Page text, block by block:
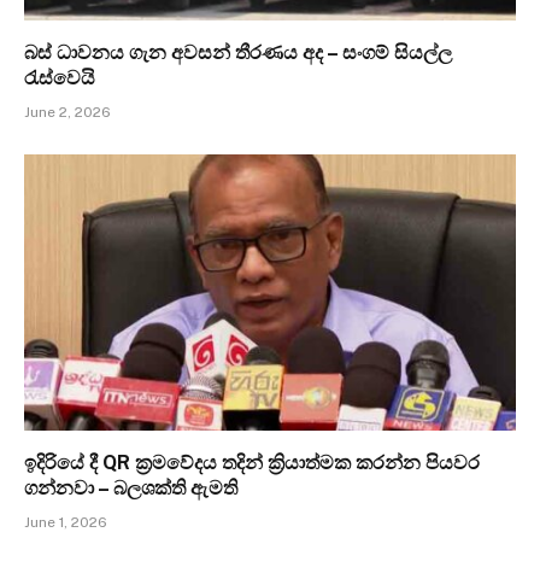
බස් ධාවනය ගැන අවසන් තීරණය අද – සංගම් සියල්ල
රැස්වෙයි
June 2, 2026
ඉදිරියේ දී QR ක්‍රමවේදය තදින් ක්‍රියාත්මක කරන්න පියවර
ගන්නවා – බලශක්ති ඇමති
June 1, 2026